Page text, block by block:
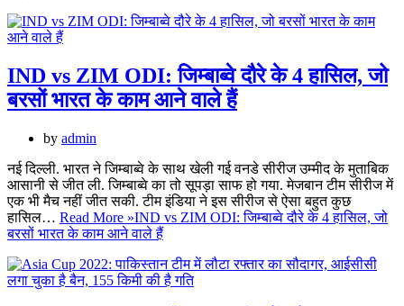
IND vs ZIM ODI: जिम्बाब्वे दौरे के 4 हासिल, जो
बरसों भारत के काम आने वाले हैं
by admin
नई दिल्ली. भारत ने जिम्बाब्वे के साथ खेली गई वनडे सीरीज उम्मीद के मुताबिक
आसानी से जीत ली. जिम्बाब्वे का तो सूपड़ा साफ हो गया. मेजबान टीम सीरीज में
एक भी मैच नहीं जीत सकी. टीम इंडिया ने इस सीरीज से ऐसा बहुत कुछ
हासिल… Read More »IND vs ZIM ODI: जिम्बाब्वे दौरे के 4 हासिल, जो
बरसों भारत के काम आने वाले हैं